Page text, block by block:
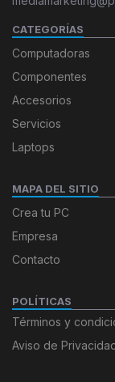
CATEGORÍAS
Computadoras
Componentes
Accesorios
Servicios
Laptops
MAPA DEL SITIO
Crea tu PC
Empresa
Contacto
POLÍTICAS
Términos y
Aviso de